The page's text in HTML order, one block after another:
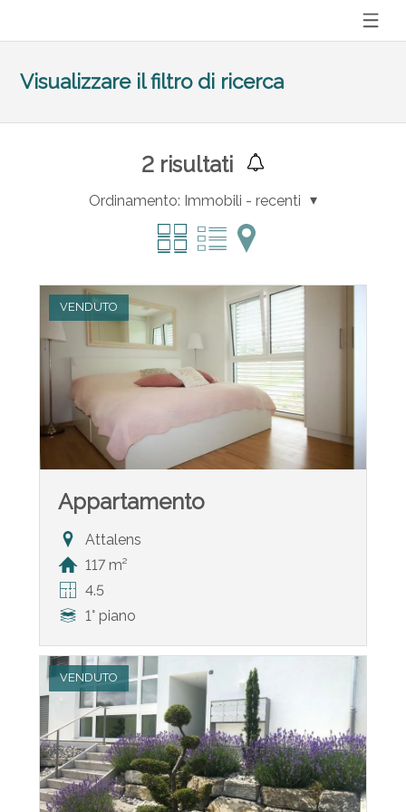
Visualizzare il filtro di ricerca
2risultati
Ordinamento: Immobili - recenti
VENDUTO
Appartamento
Attalens
117 m²
4.5
1° piano
VENDUTO